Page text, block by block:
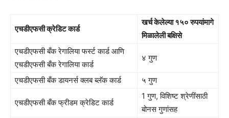
एचडीएफसी क्रेडिट कार्ड
खर्च केलेल्या १५० रुपयांमागे
मिळालेली बक्षिसे
एचडीएफसी बँक रेगालिया फर्स्ट कार्ड आणि
एचडीएफसी बँक रेगालिया कार्ड
४ गुण
एचडीएफसी बँक डायनर्स क्लब ब्लॅक कार्ड ५ गुण
एचडीएफसी बँक फ्रीडम क्रेडिट कार्ड
1 गुण, विशिष्ट श्रेणींसाठी
बोनस गुणांसह